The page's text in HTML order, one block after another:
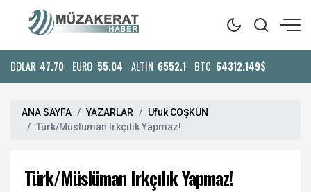
DOLAR 47.70 EURO 55.04 ALTIN 6552.1 BTC 64312.149$
ANA SAYFA YAZARLAR
Ufuk COŞKUN
Türk/Müslüman Irkçılık Yapmaz!
Türk/Müslüman Irkçılık Yapmaz!